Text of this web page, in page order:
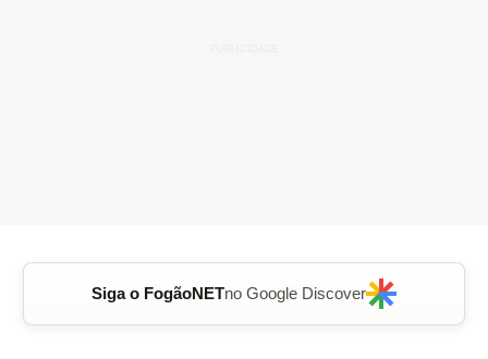
Siga o FogãoNETno Google Discover